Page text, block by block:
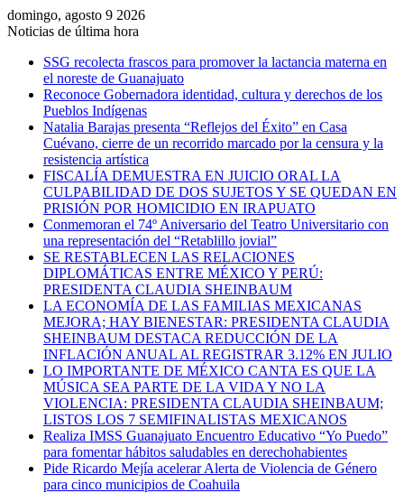
domingo, agosto 9 2026
Noticias de última hora
SSG recolecta frascos para promover la lactancia materna en
el noreste de Guanajuato
Reconoce Gobernadora identidad, cultura y derechos de los
Pueblos Indígenas
Natalia Barajas presenta “Reflejos del Éxito” en Casa
Cuévano, cierre de un recorrido marcado por la censura y la
resistencia artística
FISCALÍA DEMUESTRA EN JUICIO ORAL LA
CULPABILIDAD DE DOS SUJETOS Y SE QUEDAN EN
PRISIÓN POR HOMICIDIO EN IRAPUATO
Conmemoran el 74º Aniversario del Teatro Universitario con
una representación del “Retablillo jovial”
SE RESTABLECEN LAS RELACIONES
DIPLOMÁTICAS ENTRE MÉXICO Y PERÚ:
PRESIDENTA CLAUDIA SHEINBAUM
LA ECONOMÍA DE LAS FAMILIAS MEXICANAS
MEJORA; HAY BIENESTAR: PRESIDENTA CLAUDIA
SHEINBAUM DESTACA REDUCCIÓN DE LA
INFLACIÓN ANUAL AL REGISTRAR 3.12% EN JULIO
LO IMPORTANTE DE MÉXICO CANTA ES QUE LA
MÚSICA SEA PARTE DE LA VIDA Y NO LA
VIOLENCIA: PRESIDENTA CLAUDIA SHEINBAUM;
LISTOS LOS 7 SEMIFINALISTAS MEXICANOS
Realiza IMSS Guanajuato Encuentro Educativo “Yo Puedo”
para fomentar hábitos saludables en derechohabientes
Pide Ricardo Mejía acelerar Alerta de Violencia de Género
para cinco municipios de Coahuila